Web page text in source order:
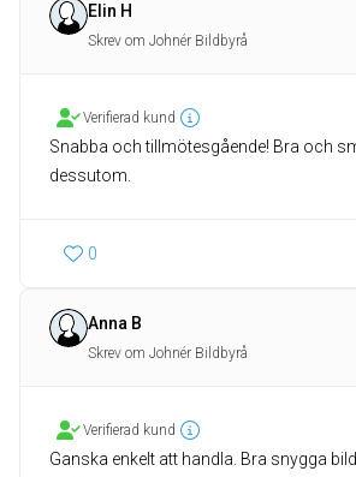
Elin H
Skrev om Johnér Bildbyrå
Verifierad kund
Snabba och tillmötesgående! Bra och
dessutom.
0
Anna B
Skrev om Johnér Bildbyrå
Verifierad kund
Ganska enkelt att handla. Bra snygga